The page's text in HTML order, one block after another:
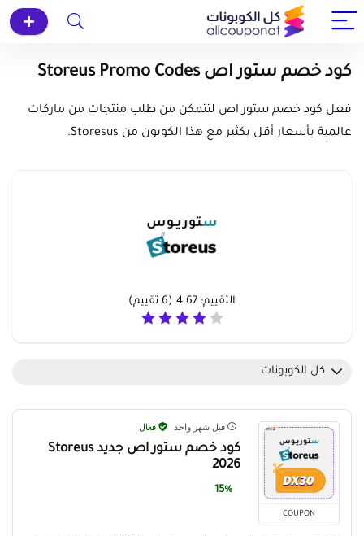
كود خصم ستور اص Storeus Promo Codes
فعل كود خصم ستور اص لتتمكن من طلب منتجات من ماركات
عالمية بأسعار أقل بكثير مع هذا الكوبون من Storesus.
التقييم: 4.67
(
6 تقييم)
كل الكوبونات
COUPON
قبل شهر واحد فعال
كود خصم ستور اص جديد Storeus
2026
15%